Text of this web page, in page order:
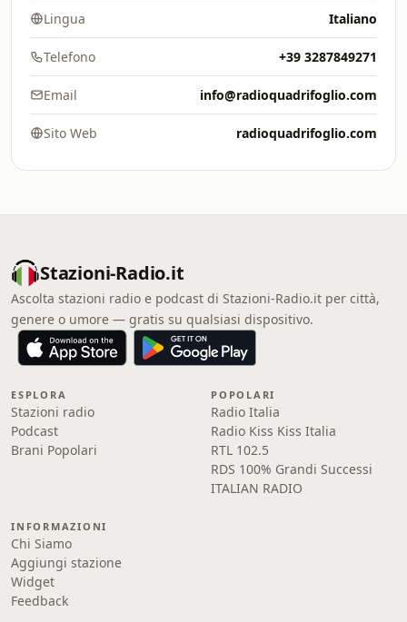
Lingua Italiano
Telefono +39 3287849271
Email info@radioquadrifoglio.com
Sito Web radioquadrifoglio.com
Stazioni-Radio.it
Ascolta stazioni radio e podcast di Stazioni-Radio.it per città,
genere o umore — gratis su qualsiasi dispositivo.
ESPLORA
Stazioni radio
Podcast
Brani Popolari
POPOLARI
Radio Italia
Radio Kiss Kiss Italia
RTL 102.5
RDS 100% Grandi Successi
ITALIAN RADIO
INFORMAZIONI
Chi Siamo
Aggiungi stazione
Widget
Feedback